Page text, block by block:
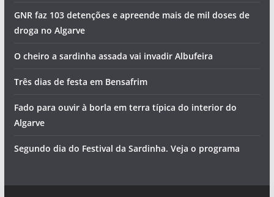
GNR faz 103 detenções e apreende mais de mil doses de
droga no Algarve
O cheiro a sardinha assada vai invadir Albufeira
Três dias de festa em Bensafrim
Fado para ouvir à borla em terra típica do interior do
Algarve
Segundo dia do Festival da Sardinha. Veja o programa